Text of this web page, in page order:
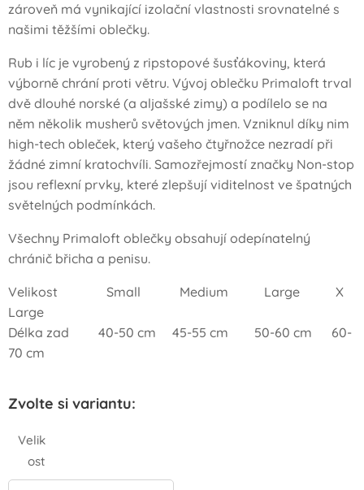
zároveň má vynikající izolační vlastnosti srovnatelné s
našimi těžšími oblečky.
Rub i líc je vyrobený z ripstopové šusťákoviny, která
výborně chrání proti větru. Vývoj oblečku Primaloft trval
dvě dlouhé norské (a aljašské zimy) a podílelo se na
něm několik musherů světových jmen. Vzniknul díky nim
high-tech obleček, který vašeho čtyřnožce nezradí při
žádné zimní kratochvíli. Samozřejmostí značky Non-stop
jsou reflexní prvky, které zlepšují viditelnost ve špatných
světelných podmínkách.
Všechny Primaloft oblečky obsahují odepínatelný
chránič břicha a penisu.
Velikost Small Medium Large X
Large
Délka zad 40-50 cm 45-55 cm 50-60 cm 60-
70 cm
Zvolte si variantu:
Velik
ost